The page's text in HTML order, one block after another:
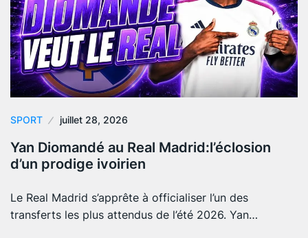
SPORT juillet 28, 2026
Yan Diomandé au Real Madrid:l’éclosion
d’un prodige ivoirien
Le Real Madrid s’apprête à officialiser l’un des
transferts les plus attendus de l’été 2026. Yan…